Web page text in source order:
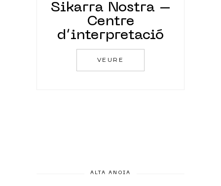
Sikarra Nostra –
Centre
d’interpretació
VEURE
ALTA ANOIA